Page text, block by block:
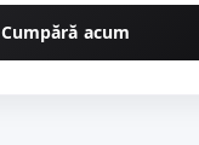
Cumpără acum